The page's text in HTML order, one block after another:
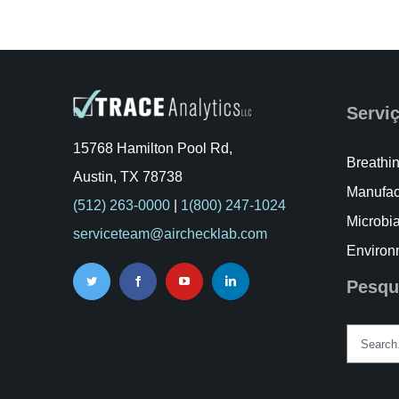
15768 Hamilton Pool Rd,
Austin, TX 78738
(512) 263-0000| 1(800) 247-1024
serviceteam@airchecklab.com
Microbial
Search
for: